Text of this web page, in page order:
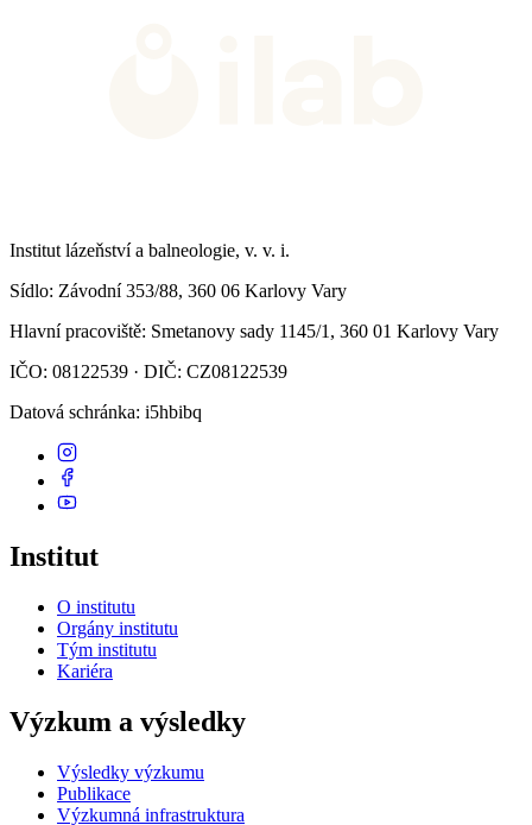
Institut lázeňství a balneologie, v. v. i.
Sídlo: Závodní 353/88, 360 06 Karlovy Vary
Hlavní pracoviště: Smetanovy sady 1145/1, 360 01 Karlovy Vary
IČO: 08122539 · DIČ: CZ08122539
Datová schránka: i5hbibq
Institut
O institutu
Orgány institutu
Tým institutu
Kariéra
Výzkum a výsledky
Výsledky výzkumu
Publikace
Výzkumná infrastruktura